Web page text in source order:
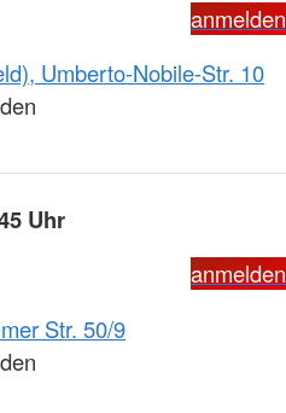
anmelden
Umberto-Nobile-Str. 10
Uhr
anmelden
Str. 50/9